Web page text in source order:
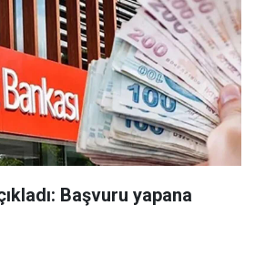
Başvuru yapana